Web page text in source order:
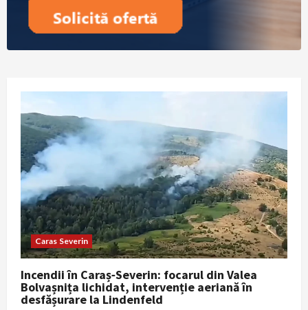
Caras Severin
Incendii în Caraș‑Severin: focarul din Valea
Bolvașnița lichidat, intervenție aeriană în
desfășurare la Lindenfeld